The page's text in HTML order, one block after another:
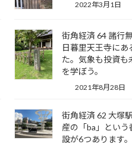
2022年3月1日
街角経済 64 諸行
日暮里天王寺に
た。気象も投資も
を学ぼう。
2021年8月28日
街角経済 62 大塚
産の「ba」とい
設が6つあります